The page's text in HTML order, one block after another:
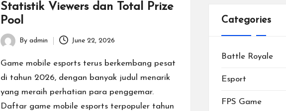
Statistik Viewers dan Total Prize
Pool
Posted
by
By admin June 22, 2026
Game mobile esports terus berkembang pesat
di tahun 2026, dengan banyak judul menarik
yang meraih perhatian para penggemar.
Daftar game mobile esports terpopuler tahun
Categories
Battle Royale
Esport
FPS Game